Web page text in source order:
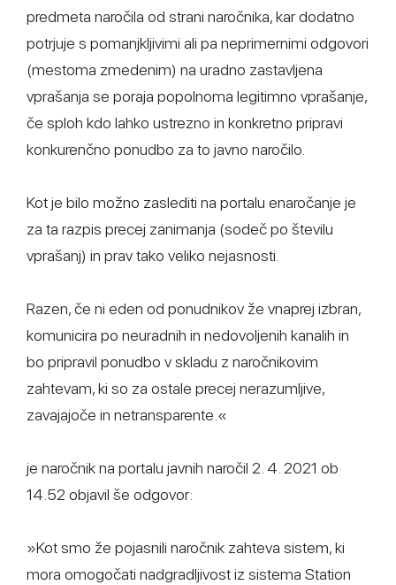
predmeta naročila od strani naročnika, kar dodatno
potrjuje s pomanjkljivimi ali pa neprimernimi odgovori
(mestoma zmedenim) na uradno zastavljena
vprašanja se poraja popolnoma legitimno vprašanje,
če sploh kdo lahko ustrezno in konkretno pripravi
konkurenčno ponudbo za to javno naročilo.
Kot je bilo možno zaslediti na portalu enaročanje je
za ta razpis precej zanimanja (sodeč po številu
vprašanj) in prav tako veliko nejasnosti.
Razen, če ni eden od ponudnikov že vnaprej izbran,
komunicira po neuradnih in nedovoljenih kanalih in
bo pripravil ponudbo v skladu z naročnikovim
zahtevam, ki so za ostale precej nerazumljive,
zavajajoče in netransparente.«
je naročnik na portalu javnih naročil 2. 4. 2021 ob
14.52 objavil še odgovor:
»Kot smo že pojasnili naročnik zahteva sistem, ki
mora omogočati nadgradljivost iz sistema Station